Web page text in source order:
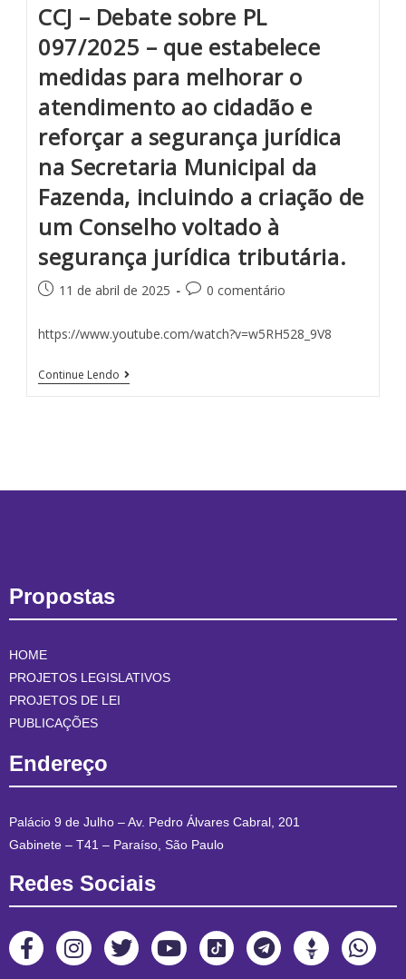
CCJ – Debate sobre PL
097/2025 – que estabelece
medidas para melhorar o
atendimento ao cidadão e
reforçar a segurança jurídica
na Secretaria Municipal da
Fazenda, incluindo a criação de
um Conselho voltado à
segurança jurídica tributária.
11 de abril de 2025 0 comentário
https://www.youtube.com/watch?v=w5RH528_9V8
Continue Lendo
Propostas
HOME
PROJETOS LEGISLATIVOS
PROJETOS DE LEI
PUBLICAÇÕES
Endereço
Palácio 9 de Julho – Av. Pedro Álvares Cabral, 201
Gabinete – T41 – Paraíso, São Paulo
Redes Sociais